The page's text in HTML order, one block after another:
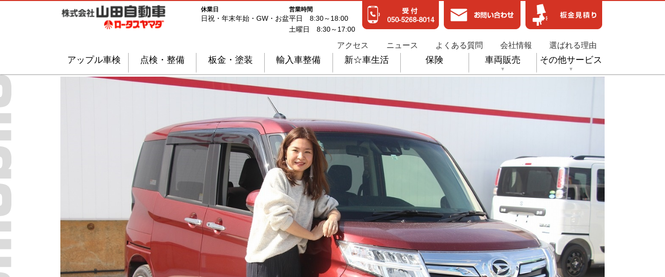
営業時間
平日 8:30～18:00
土曜日 8:30～17:00
休業日
日祝・年末年始・GW・お盆
アクセス ニュース よくある質問 会社情報 選ばれる理由
アップル車検 点検・整備 板金・塗装 輸入車整備 新☆車生活 保険 車両販売 その他サービス